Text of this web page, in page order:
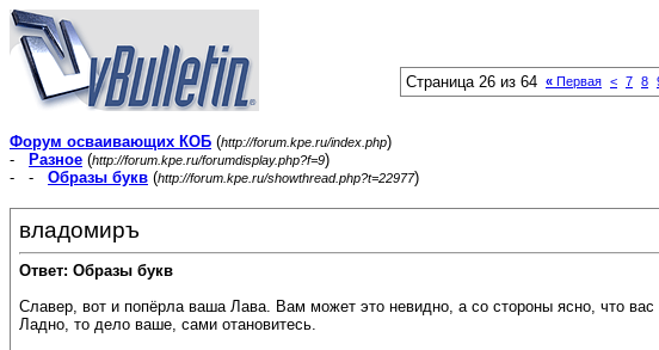
Страница 26 из 64 « Первая < 7 8
Форум осваивающих КОБ (http://forum.kpe.ru/index.php)
-
Разное (http://forum.kpe.ru/forumdisplay.php?f=9)
- - Образы букв (http://forum.kpe.ru/showthread.php?t=22977)
владомиръ
Ответ: Образы букв
Славер, вот и попёрла ваша Лава. Вам может это невидно, а со стороны ясно, что
Ладно, то дело ваше, сами отановитесь.